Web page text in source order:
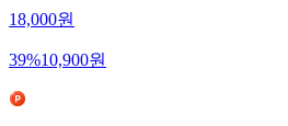
18,000원
39%10,900원